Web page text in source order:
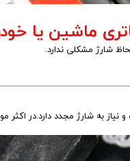
ماشین یا
به شارژ مجدد دارد.در اکثر